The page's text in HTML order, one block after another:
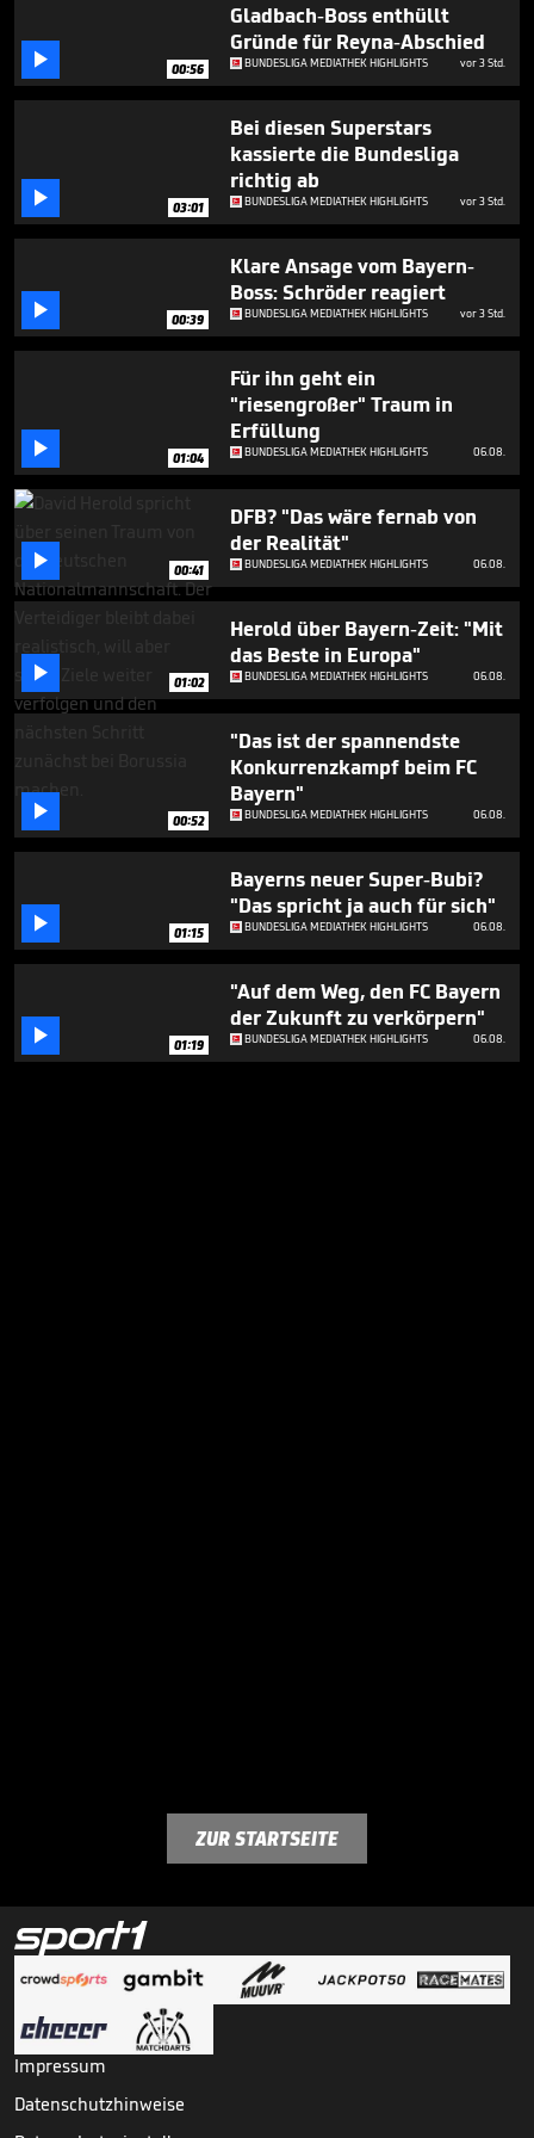
seconds
 00:56
Gladbach-Boss enthüllt
Gründe für Reyna-Abschied
BUNDESLIGA MEDIATHEK HIGHLIGHTS vor 3 Std.
 03:01
Bei diesen Superstars
kassierte die Bundesliga
richtig ab
BUNDESLIGA MEDIATHEK HIGHLIGHTS vor 3 Std.
 00:39
Klare Ansage vom Bayern-
Boss: Schröder reagiert
BUNDESLIGA MEDIATHEK HIGHLIGHTS vor 3 Std.
 01:04
Für ihn geht ein
"riesengroßer" Traum in
Erfüllung
BUNDESLIGA MEDIATHEK HIGHLIGHTS 06.08.
 00:41
DFB? "Das wäre fernab von
der Realität"
BUNDESLIGA MEDIATHEK HIGHLIGHTS 06.08.
 01:02
Herold über Bayern-Zeit: "Mit
das Beste in Europa"
BUNDESLIGA MEDIATHEK HIGHLIGHTS 06.08.
 00:52
"Das ist der spannendste
Konkurrenzkampf beim FC
Bayern"
BUNDESLIGA MEDIATHEK HIGHLIGHTS 06.08.
 01:15
Bayerns neuer Super-Bubi?
"Das spricht ja auch für sich"
BUNDESLIGA MEDIATHEK HIGHLIGHTS 06.08.
 01:19
"Auf dem Weg, den FC Bayern
der Zukunft zu verkörpern"
BUNDESLIGA MEDIATHEK HIGHLIGHTS 06.08.
ZUR STARTSEITE
Impressum
Datenschutzhinweise